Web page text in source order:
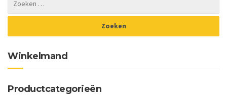
gekozen
worden
op
Winkelmand
Productcategorieën